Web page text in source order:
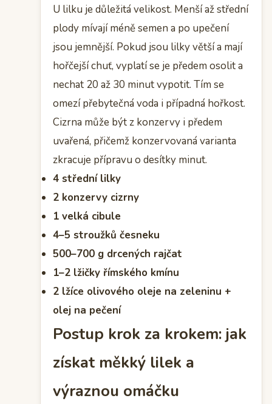
U lilku je důležitá velikost. Menší až střední
plody mívají méně semen a po upečení
jsou jemnější. Pokud jsou lilky větší a mají
hořčejší chuť, vyplatí se je předem osolit a
nechat 20 až 30 minut vypotit. Tím se
omezí přebytečná voda i případná hořkost.
Cizrna může být z konzervy i předem
uvařená, přičemž konzervovaná varianta
zkracuje přípravu o desítky minut.
4 střední lilky
2 konzervy cizrny
1 velká cibule
4–5 stroužků česneku
500–700 g drcených rajčat
1–2 lžičky římského kmínu
2 lžíce olivového oleje na zeleninu +
olej na pečení
Postup krok za krokem: jak
získat měkký lilek a
výraznou omáčku